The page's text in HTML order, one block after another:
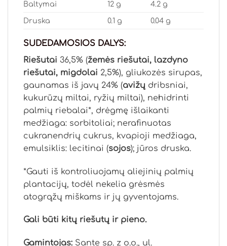
Baltymai 12 g 4.2 g
Druska 0.1 g 0.04 g
SUDEDAMOSIOS DALYS:
Riešutai 36,5% (žemės riešutai, lazdyno
riešutai, migdolai 2,5%), gliukozės sirupas,
gaunamas iš javų 24% (avižų dribsniai,
kukurūzų miltai, ryžių miltai), nehidrinti
palmių riebalai*, drėgmę išlaikanti
medžiaga: sorbitoliai; nerafinuotas
cukranendrių cukrus, kvapioji medžiaga,
emulsiklis: lecitinai (sojos); jūros druska.
*Gauti iš kontroliuojamų aliejinių palmių
plantacijų, todėl nekelia grėsmės
atogrąžų miškams ir jų gyventojams.
Gali būti kitų riešutų ir pieno.
Gamintojas: Sante sp. z o.o., ul.